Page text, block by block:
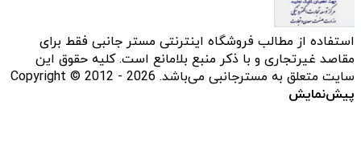
استفاده از مطالب فروشگاه اینترنتی مستر جانبی فقط برای
مقاصد غیرتجاری و با ذکر منبع بلامانع است. کلیه حقوق این
سایت متعلق به مسترجانبی می‌باشد. Copyright © 2012 - 2026
پیش‌نمایش